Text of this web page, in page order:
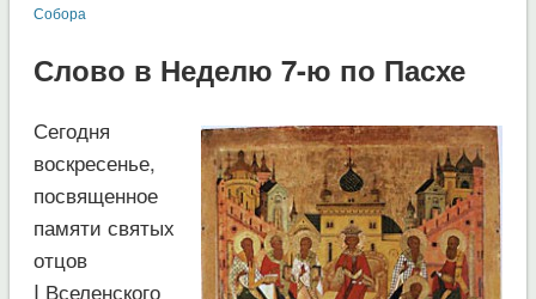
Собора
Слово в Неделю 7-ю по Пасхе
Сегодня
воскресенье,
посвященное
памяти святых
отцов
I Вселенского